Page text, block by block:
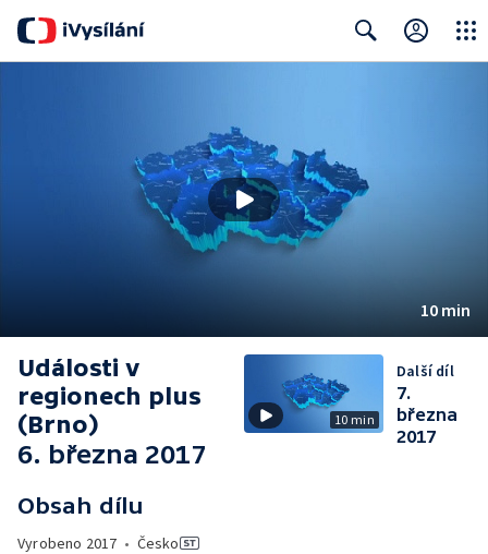
10 min
Události v
regionech plus
(Brno)
6. března 2017
Obsah dílu
Vyrobeno 2017 • Česko
10 min
Další díl
7.
března
2017